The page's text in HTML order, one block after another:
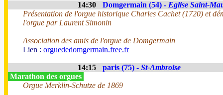
14:30 Domgermain (54) - Eglise Saint-
Présentation de l'orgue historique Charles Cachet (1720) et
l'orgue par Laurent Simonin
Association des amis de l'orgue de Domgermain
Lien : orguededomgermain.free.fr
14:15 paris (75) - St-Ambroise
Marathon des orgues
Orgue Merklin-Schutze de 1869